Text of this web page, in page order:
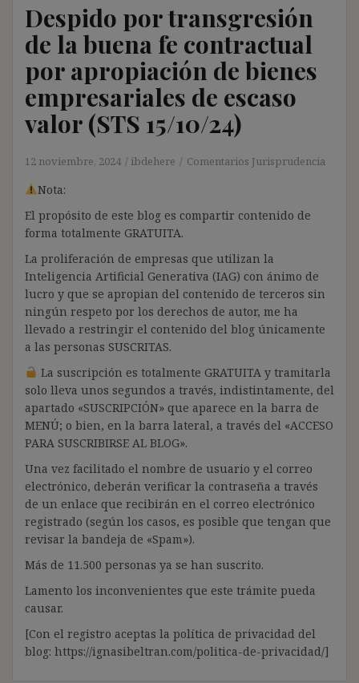
Despido por transgresión
de la buena fe contractual
por apropiación de bienes
empresariales de escaso
valor (STS 15/10/24)
12 noviembre, 2024 ibdehere Comentarios Jurisprudencia
Nota:
El propósito de este blog es compartir contenido de
forma totalmente GRATUITA.
La proliferación de empresas que utilizan la
Inteligencia Artificial Generativa (IAG) con ánimo de
lucro y que se apropian del contenido de terceros sin
ningún respeto por los derechos de autor, me ha
llevado a restringir el contenido del blog únicamente
a las personas SUSCRITAS.
La suscripción es totalmente GRATUITA y tramitarla
solo lleva unos segundos a través, indistintamente, del
apartado «SUSCRIPCIÓN» que aparece en la barra de
MENÚ; o bien, en la barra lateral, a través del «ACCESO
PARA SUSCRIBIRSE AL BLOG».
Una vez facilitado el nombre de usuario y el correo
electrónico, deberán verificar la contraseña a través
de un enlace que recibirán en el correo electrónico
registrado (según los casos, es posible que tengan que
revisar la bandeja de «Spam»).
Más de 11.500 personas ya se han suscrito.
Lamento los inconvenientes que este trámite pueda
causar.
[Con el registro aceptas la política de privacidad del
blog: https://ignasibeltran.com/politica-de-privacidad/]